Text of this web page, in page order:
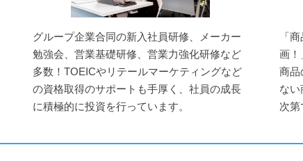
グループ企業合同の新入社員研修、メーカー
勉強会、営業基礎研修、営業力強化研修など
多数！TOEICやリテールマーケティングなど
の資格取得のサポートも手厚く、社員の成長
に積極的に投資を行っています。
「
画
商品
な
次